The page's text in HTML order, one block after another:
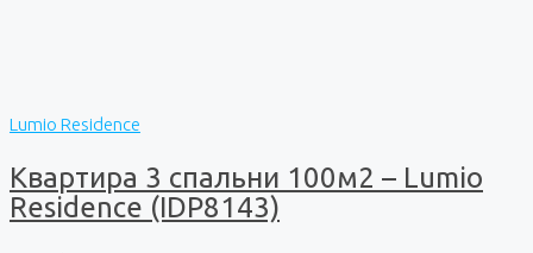
Lumio Residence
Квартира 3 спальни 100м2 – Lumio
Residence (IDP8143)